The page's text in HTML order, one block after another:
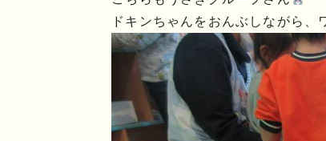
ドキンちゃんをおんぶしながら